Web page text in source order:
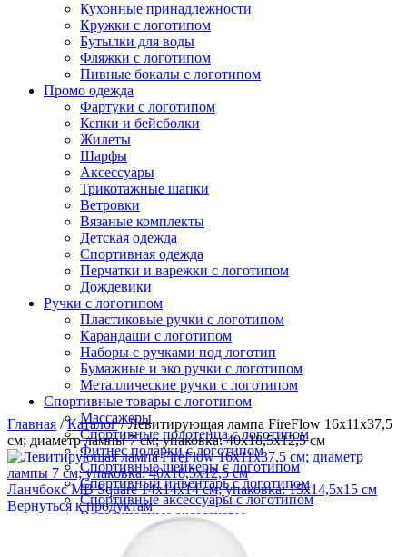
Кухонные принадлежности
Кружки с логотипом
Бутылки для воды
Фляжки с логотипом
Пивные бокалы с логотипом
Промо одежда
Фартуки с логотипом
Кепки и бейсболки
Жилеты
Шарфы
Аксессуары
Трикотажные шапки
Ветровки
Вязаные комплекты
Детская одежда
Спортивная одежда
Перчатки и варежки с логотипом
Дождевики
Ручки с логотипом
Пластиковые ручки с логотипом
Карандаши с логотипом
Наборы с ручками под логотип
Бумажные и эко ручки с логотипом
Металлические ручки с логотипом
Спортивные товары с логотипом
Массажеры
Спортивные полотенца с логотипом
Фитнес подарки с логотипом
Спортивные шейкеры с логотипом
Спортивный инвентарь с логотипом
Спортивные аксессуары с логотипом
Велосипедные аксессуары
Сувениры к праздникам
Сувениры к 23 февраля
Нажмите, чтобы увеличить
Главная /Каталог/Левитирующая лампа FireFlow 16х11х37,5
см; диаметр лампы 7 см; упаковка: 40х18,5х12,5 см
Ланчбокс MB Square 14х14х14 см; упаковка: 15x14,5x15 см
Вернуться к продуктам